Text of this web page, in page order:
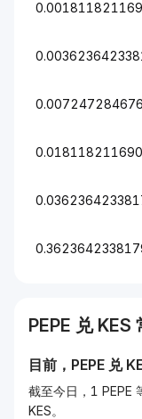
PEPE 兑 KES
目前， PEPE 兑
截至今日，1
KES。